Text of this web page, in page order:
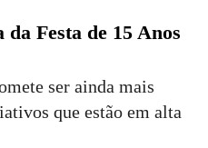
Festa de 15 Anos
ser ainda mais
que estão em alta